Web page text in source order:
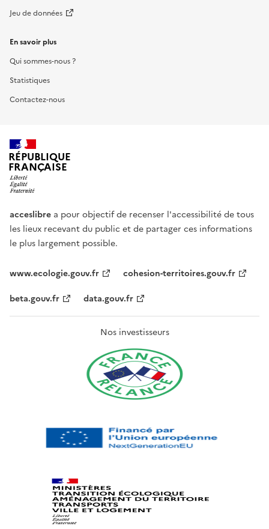
Jeu de données
En savoir plus
Qui sommes-nous ?
Statistiques
Contactez-nous
RÉPUBLIQUE
FRANÇAISE
acceslibre a pour objectif de recenser l'accessibilité de tous
les lieux recevant du public et de partager ces informations
le plus largement possible.
www.ecologie.gouv.fr
cohesion-territoires.gouv.fr
beta.gouv.fr
data.gouv.fr
Nos investisseurs